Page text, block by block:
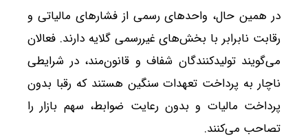
در همین حال، واحدهای رسمی از فشارهای مالیاتی و
رقابت نابرابر با بخش‌های غیررسمی گلایه دارند. فعالان
می‌گویند تولیدکنندگان شفاف و قانون‌مند، در شرایطی
ناچار به پرداخت تعهدات سنگین هستند که رقبا بدون
پرداخت مالیات و بدون رعایت ضوابط، سهم بازار را
تصاحب می‌کنند.